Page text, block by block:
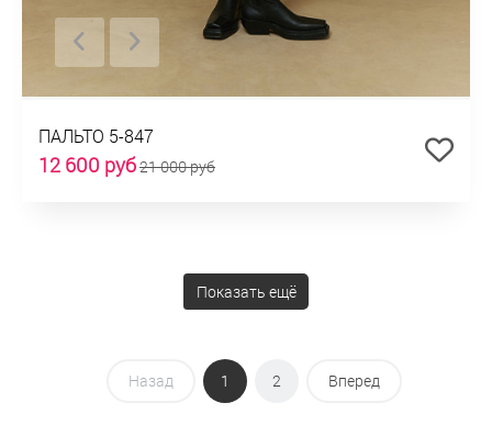
ПАЛЬТО 5-847
12 600 руб21 000 руб
Показать ещё
Назад 1 2 Вперед